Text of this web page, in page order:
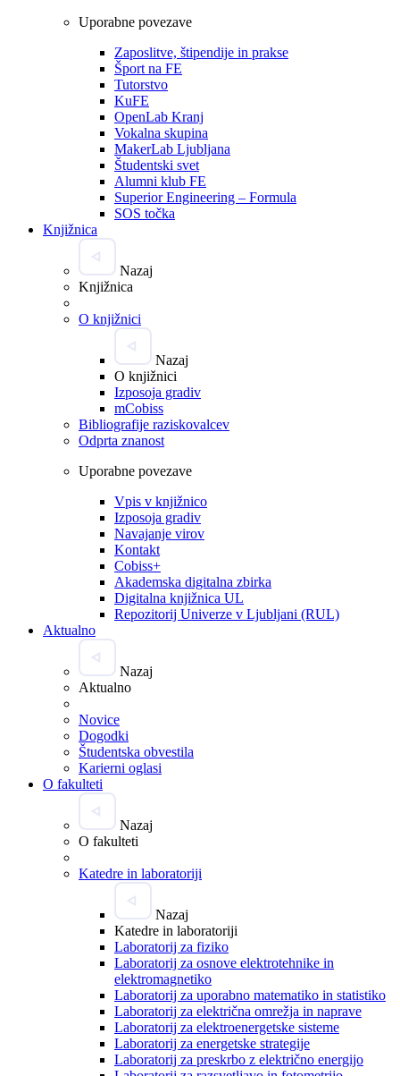
Uporabne povezave
Zaposlitve, štipendije in prakse
Šport na FE
Tutorstvo
KuFE
OpenLab Kranj
Vokalna skupina
MakerLab Ljubljana
Študentski svet
Alumni klub FE
Superior Engineering – Formula
SOS točka
Knjižnica
Nazaj
Knjižnica
O knjižnici
Nazaj
O knjižnici
Izposoja gradiv
mCobiss
Bibliografije raziskovalcev
Odprta znanost
Uporabne povezave
Vpis v knjižnico
Izposoja gradiv
Navajanje virov
Kontakt
Cobiss+
Akademska digitalna zbirka
Digitalna knjižnica UL
Repozitorij Univerze v Ljubljani (RUL)
Aktualno
Nazaj
Aktualno
Novice
Dogodki
Študentska obvestila
Karierni oglasi
O fakulteti
Nazaj
O fakulteti
Katedre in laboratoriji
Nazaj
Katedre in laboratoriji
Laboratorij za fiziko
Laboratorij za osnove elektrotehnike in
elektromagnetiko
Laboratorij za uporabno matematiko in statistiko
Laboratorij za električna omrežja in naprave
Laboratorij za elektroenergetske sisteme
Laboratorij za energetske strategije
Laboratorij za preskrbo z električno energijo